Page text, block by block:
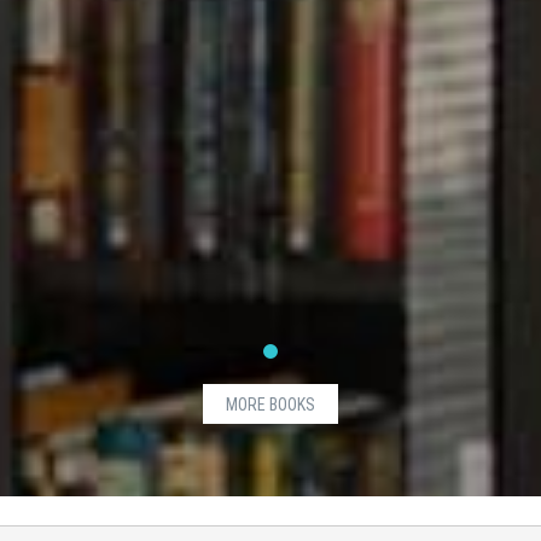
MORE BOOKS